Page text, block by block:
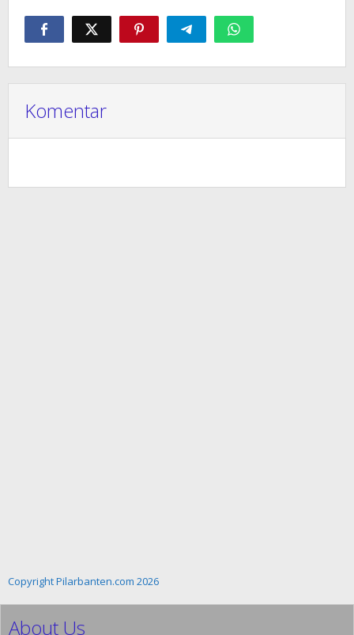
Komentar
Copyright Pilarbanten.com 2026
About Us